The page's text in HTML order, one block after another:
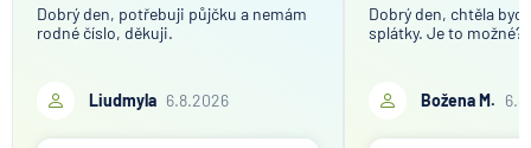
Dobrý den, potřebuji půjčku a nemám
rodné číslo, děkuji.
Liudmyla 6.8.2026
Dobrý den, chtěla
splátky. Je to možné?
Božena M.